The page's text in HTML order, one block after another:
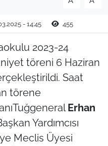
- 14:45 455
2023-24
töreni 6 Haziran
Saat
törene
Erhan
Yardımcısı
Meclis Üyesi